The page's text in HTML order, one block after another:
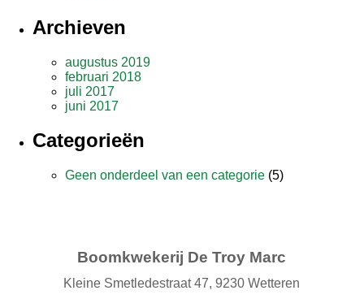
Archieven
augustus 2019
februari 2018
juli 2017
juni 2017
Categorieën
Geen onderdeel van een categorie (5)
Boomkwekerij De Troy Marc
Kleine Smetledestraat 47, 9230 Wetteren